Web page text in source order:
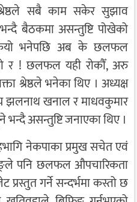
श्रेष्ठले सबै काम सकेर सुझाव
बैठकमा असन्तुष्टि पोखेको
भनेपछि अब के छलफल
र ! छलफल यही रोकौँ, अरु
श्रेष्ठले भनेका थिए । अध्यक्ष
झलनाथ खनाल र माधवकुमार
असन्तुष्टि जनाएका थिए ।
नेकपाका प्रमुख सचेत एवं
पनि छलफल औपचारिकता
प्रस्तुत गर्ने सन्दर्भमा कस्तो छ